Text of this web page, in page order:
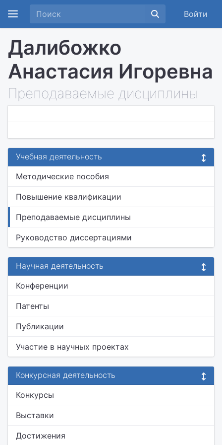
Войти
Далибожко
Анастасия Игоревна
Преподаваемые дисциплины
Учебная деятельность
Методические пособия
Повышение квалификации
Преподаваемые дисциплины
Руководство диссертациями
Научная деятельность
Конференции
Патенты
Публикации
Участие в научных проектах
Конкурсная деятельность
Конкурсы
Выставки
Достижения